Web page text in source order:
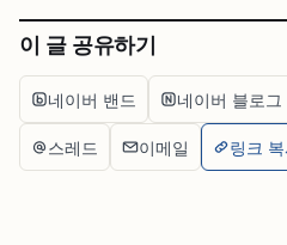
이 글 공유하기
네이버 밴드 네이버 블로그
스레드 이메일 링크